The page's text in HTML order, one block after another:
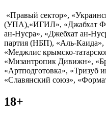
«Правый сектор»,
(УПА),«ИГИЛ», «Джабхат
ан-Нусра», «Джебхат ан-
партия (НБП), «Аль-
«Меджлис крымско-
«Мизантропик Дивижн»,
«Артподготовка»,
«Славянский союз»,
18+